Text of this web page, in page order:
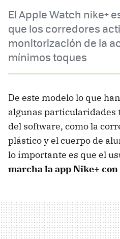
El Apple Watch nike+
que los corredores
monitorización de la
mínimos toques
De este modelo lo que
algunas particularidades
del software, como la
plástico y el cuerpo de
lo importante es que el
marcha la app Nike+